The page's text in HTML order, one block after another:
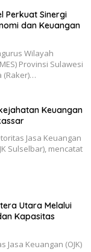
Perkuat Sinergi
dan Keuangan
Wilayah
Provinsi Sulawesi
(Raker)…
Keuangan
Jasa Keuangan
Sulselbar), mencatat
Utara Melalui
Kapasitas
Jasa Keuangan (OJK)